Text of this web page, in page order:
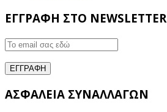
ΕΓΓΡΑΦΗ ΣΤΟ NEWSLETTER
ΑΣΦΑΛΕΙΑ ΣΥΝΑΛΛΑΓΩΝ